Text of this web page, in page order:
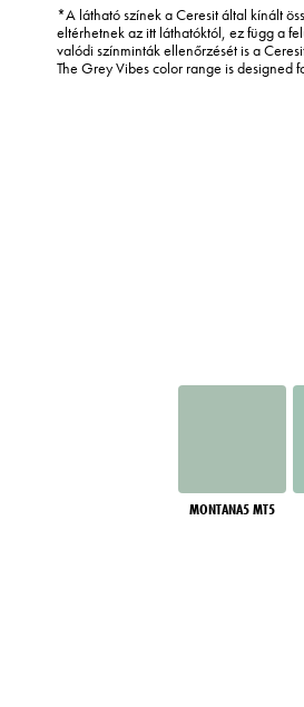
*A látható színek a Ceresit által kínált
eltérhetnek az itt láthatóktól, ez függ a
valódi színminták ellenőrzését is a
The Grey Vibes color range is designed
MONTANA5 MT5